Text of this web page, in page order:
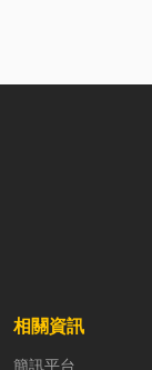
同步規劃空氣
藏最怕潮濕，
相關資訊
簡訊平台